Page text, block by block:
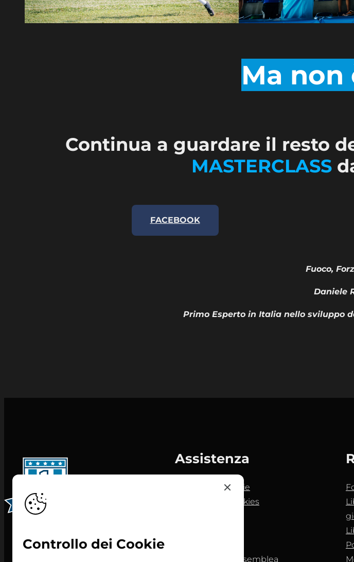
Ma
Continua a guardare il resto
MASTERCLASS
FACEBOOK
Fuoco,
Daniele
Primo Esperto in Italia nello sviluppo
Assistenza
Informativa cookie
Personalizza Cookies
Convocazione assemblea
Controllo dei Cookie